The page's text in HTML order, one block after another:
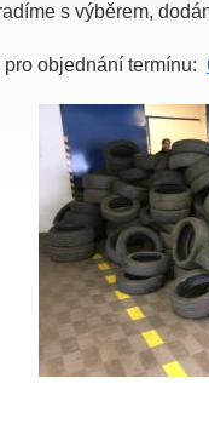
s výběrem,
objednání termínu: